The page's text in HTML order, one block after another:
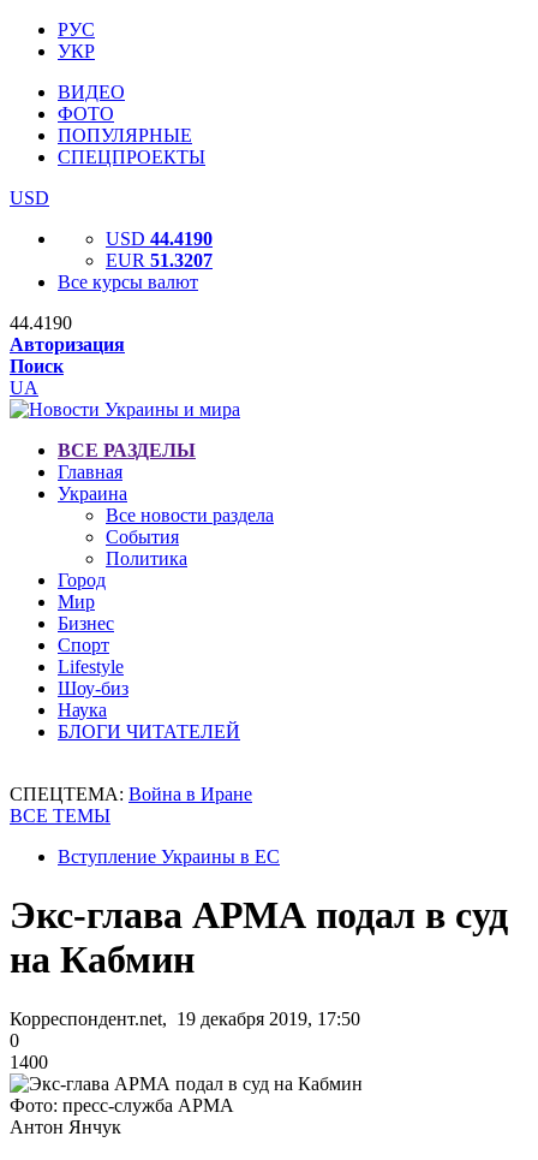
РУС
УКР
ВИДЕО
ФОТО
ПОПУЛЯРНЫЕ
СПЕЦПРОЕКТЫ
USD
USD 44.4190
EUR 51.3207
Все курсы валют
44.4190
Авторизация
Поиск
UA
ВСЕ РАЗДЕЛЫ
Главная
Украина
Все новости раздела
События
Политика
Город
Мир
Бизнес
Спорт
Lifestyle
Шоу-биз
Наука
БЛОГИ ЧИТАТЕЛЕЙ
СПЕЦТЕМА: Война в Иране
ВСЕ ТЕМЫ
Вступление Украины в ЕС
Экс-глава АРМА подал в суд
на Кабмин
Корреспондент.net, 19 декабря 2019, 17:50
0
1400
Фото: пресс-служба АРМА
Антон Янчук